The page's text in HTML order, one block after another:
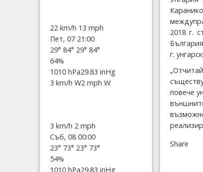
2018 г.
г.
повече
Share
22 km/h 13 mph
Пет, 07 21:00
29° 84° 29° 84°
64%
1010 hPa29.83 inHg
3 km/h W2 mph W
3 km/h 2 mph
Съб, 08 00:00
23° 73° 23° 73°
54%
1010 hPa29.83 inHg